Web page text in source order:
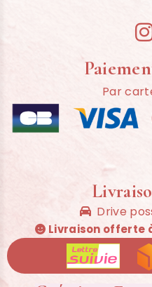
Par
Drive
 Livraison offerte